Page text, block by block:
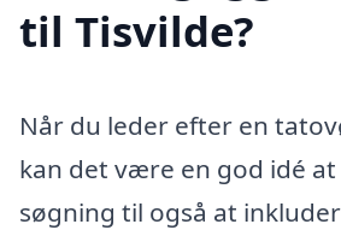
til Tisvilde?
Når du leder efter en
kan det være en god idé
søgning til også at